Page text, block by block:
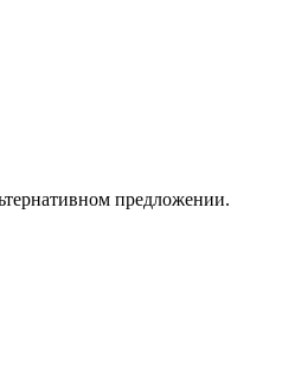
предложении.